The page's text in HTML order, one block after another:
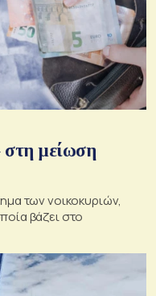
μείωση
των νοικοκυριών,
βάζει στο